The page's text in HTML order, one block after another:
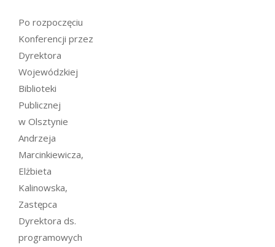
Po rozpoczęciu
Konferencji przez
Dyrektora
Wojewódzkiej
Biblioteki
Publicznej
w Olsztynie
Andrzeja
Marcinkiewicza,
Elżbieta
Kalinowska,
Zastępca
Dyrektora ds.
programowych